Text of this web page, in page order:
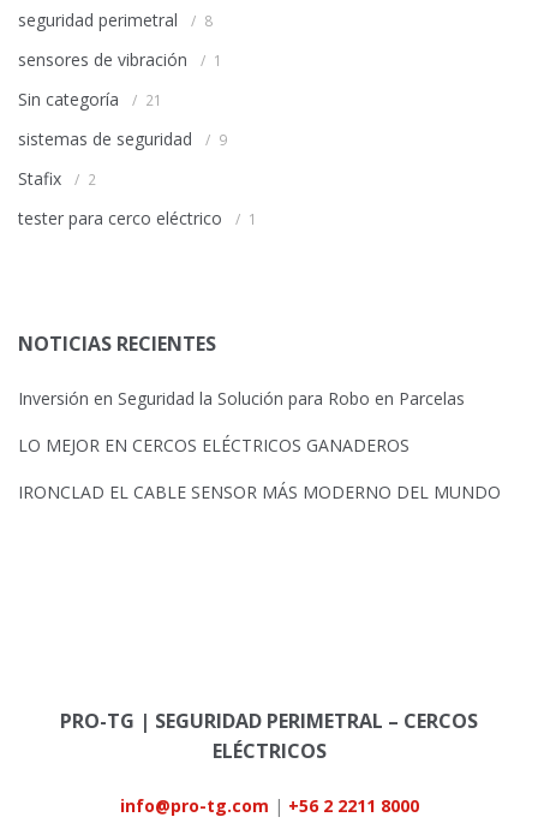
seguridad perimetral 8
sensores de vibración 1
Sin categoría 21
sistemas de seguridad 9
Stafix 2
tester para cerco eléctrico 1
NOTICIAS RECIENTES
Inversión en Seguridad la Solución para Robo en Parcelas
LO MEJOR EN CERCOS ELÉCTRICOS GANADEROS
IRONCLAD EL CABLE SENSOR MÁS MODERNO DEL MUNDO
PRO-TG | SEGURIDAD PERIMETRAL – CERCOS
ELÉCTRICOS
info@pro-tg.com | +56 2 2211 8000